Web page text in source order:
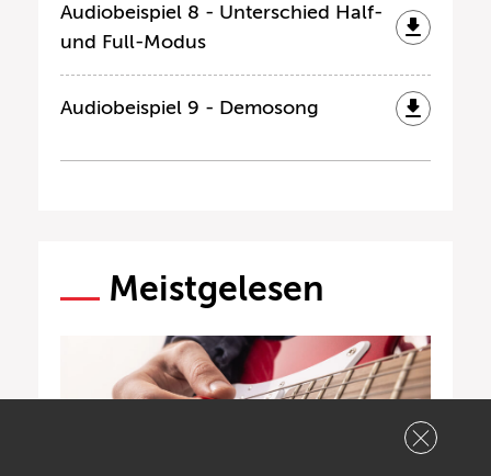
Audiobeispiel 8 - Unterschied Half-
und Full-Modus
Audiobeispiel 9 - Demosong
Meistgelesen